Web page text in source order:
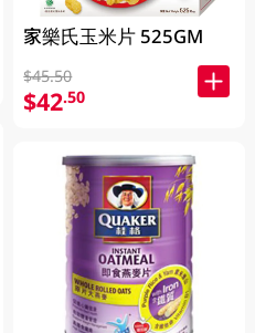
家樂氏玉米片 525GM
$45.50
$42.50